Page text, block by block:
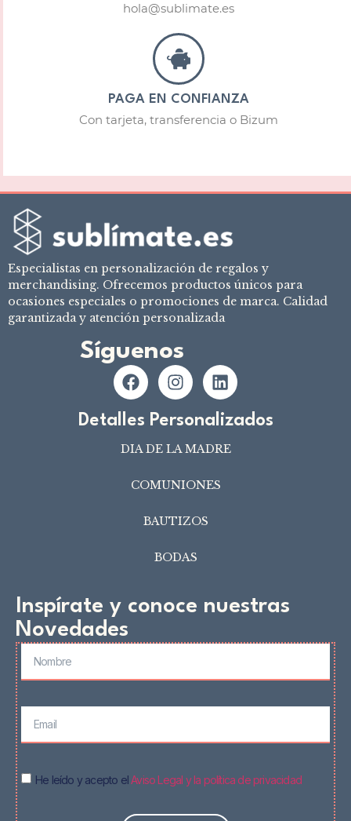
hola@sublimate.es
PAGA EN CONFIANZA
Con tarjeta, transferencia o Bizum
Especialistas en personalización de regalos y
merchandising. Ofrecemos productos únicos para
ocasiones especiales o promociones de marca. Calidad
garantizada y atención personalizada
Síguenos
Detalles Personalizados
DIA DE LA MADRE
COMUNIONES
BAUTIZOS
BODAS
Inspírate y conoce nuestras
Novedades
He leído y acepto elAviso Legal y la política de privacidad